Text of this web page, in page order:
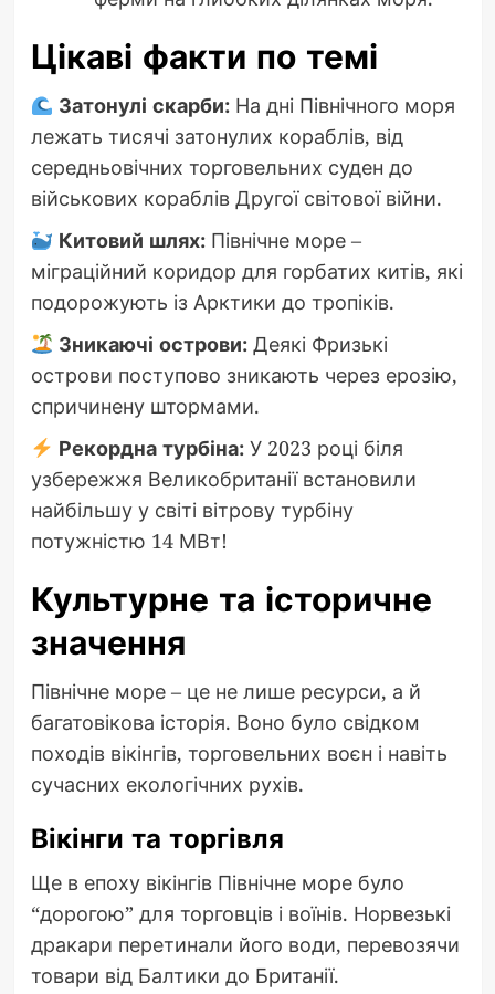
Цікаві факти по темі
Затонулі скарби: На дні Північного моря
лежать тисячі затонулих кораблів, від
середньовічних торговельних суден до
військових кораблів Другої світової війни.
Китовий шлях: Північне море –
міграційний коридор для горбатих китів, які
подорожують із Арктики до тропіків.
Зникаючі острови: Деякі Фризькі
острови поступово зникають через ерозію,
спричинену штормами.
Рекордна турбіна: У 2023 році біля
узбережжя Великобританії встановили
найбільшу у світі вітрову турбіну
потужністю 14 МВт!
Культурне та історичне
значення
Північне море – це не лише ресурси, а й
багатовікова історія. Воно було свідком
походів вікінгів, торговельних воєн і навіть
сучасних екологічних рухів.
Вікінги та торгівля
Ще в епоху вікінгів Північне море було
“дорогою” для торговців і воїнів. Норвезькі
дракари перетинали його води, перевозячи
товари від Балтики до Британії.